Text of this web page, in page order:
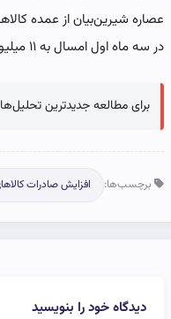
عصاره شیرین‌بیان از عمده
در سه ماه اول امسال به ۱۱ میلیون دلار رسیده است./فارس
برای مطالعه جدیدترین
برچسب‌ها: افزایش صادرات
دیدگاه خود را بنویسید